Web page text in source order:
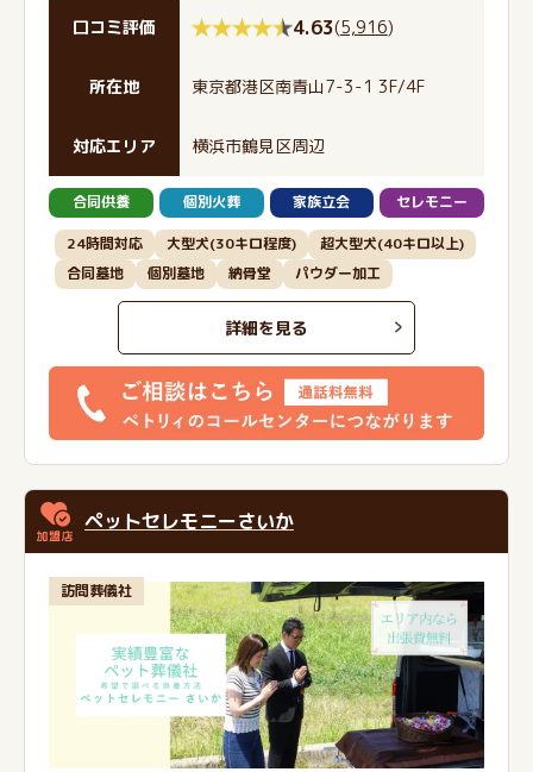
口コミ評価 4.63(5,916)
所在地 東京都港区南青山7-3-1 3F/4F
対応エリア 横浜市鶴見区周辺
合同供養 個別火葬 家族立会 セレモニー
24時間対応 大型犬(30キロ程度)
超大型犬(40キロ以上)
合同墓地
個別墓地 納骨堂 パウダー加工
詳細を見る
ペットセレモニーさいか
訪問葬儀社